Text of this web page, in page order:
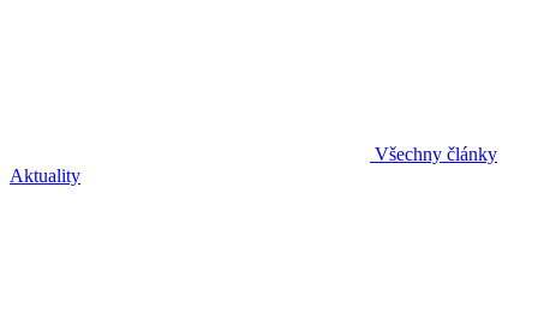
Všechny články
Aktuality